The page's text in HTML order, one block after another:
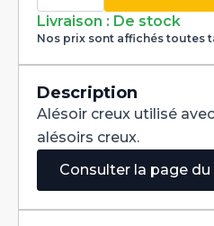
Creux
DIN219
HSS-
E
H7
Livraison : De stock
Nos prix sont affichés toutes
Description
Alésoir creux utilisé
alésoirs creux.
Consulter la page